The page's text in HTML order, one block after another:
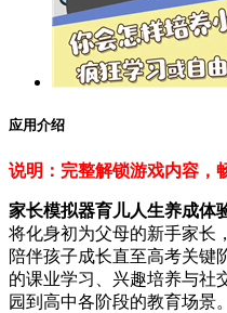
应用介绍
说明：完整解锁游戏内容，
家长模拟器育儿人生养成体
将化身初为父母的新手家长
陪伴孩子成长直至高考关键
的课业学习、兴趣培养与社
园到高中各阶段的教育场景